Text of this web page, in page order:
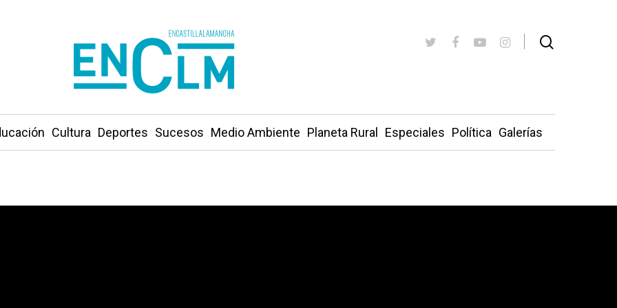
Cultura Deportes Sucesos Medio Ambiente Planeta Rural Especiales Política Galerías